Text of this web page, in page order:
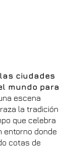
ciudades
mundo para
escena
la tradición
que celebra
entorno donde
cotas de